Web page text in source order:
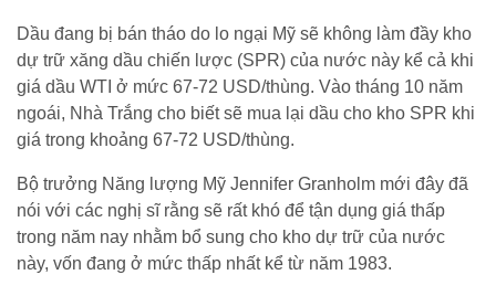
Dầu đang bị bán tháo do lo ngại Mỹ sẽ không làm đầy kho
dự trữ xăng dầu chiến lược (SPR) của nước này kể cả khi
giá dầu WTI ở mức 67-72 USD/thùng. Vào tháng 10 năm
ngoái, Nhà Trắng cho biết sẽ mua lại dầu cho kho SPR khi
giá trong khoảng 67-72 USD/thùng.
Bộ trưởng Năng lượng Mỹ Jennifer Granholm mới đây đã
nói với các nghị sĩ rằng sẽ rất khó để tận dụng giá thấp
trong năm nay nhằm bổ sung cho kho dự trữ của nước
này, vốn đang ở mức thấp nhất kể từ năm 1983.